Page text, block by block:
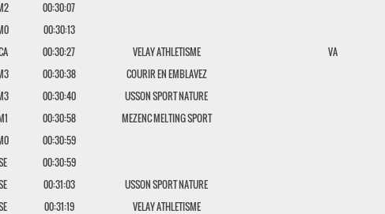
00:30:07
00:30:13
00:30:27 VELAY ATHLETISME
VA
00:30:38
COURIR EN EMBLAVEZ
00:30:40
USSON SPORT NATURE
00:30:58
MEZENC MELTING SPORT
00:30:59
00:30:59
00:31:03
USSON SPORT NATURE
00:31:19
VELAY ATHLETISME